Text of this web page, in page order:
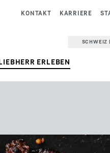
ERLEBEN
KARRIERE
KONTAKT
SCHWEIZ